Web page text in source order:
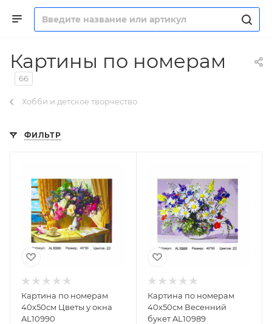
Картины по номерам
66
Хобби и детское творчество
ФИЛЬТР
Картина по номерам
40х50см Цветы у окна
AL10990
Картина по номерам
40х50см Весенний
букет AL10989